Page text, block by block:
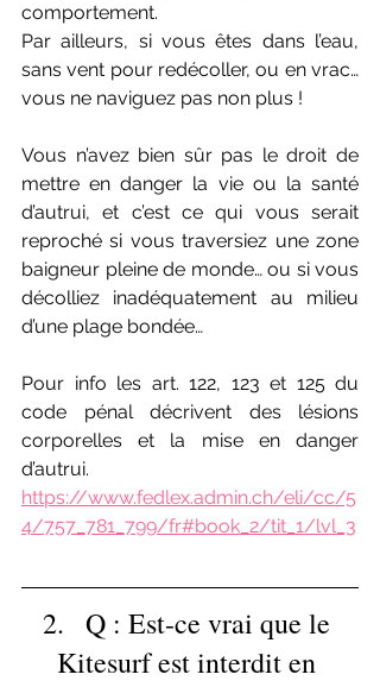
comportement.
Par ailleurs, si vous êtes dans l’eau,
sans vent pour redécoller, ou en vrac…
vous ne naviguez pas non plus !
Vous n’avez bien sûr pas le droit de
mettre en danger la vie ou la santé
d’autrui, et c’est ce qui vous serait
reproché si vous traversiez une zone
baigneur pleine de monde… ou si vous
décolliez inadéquatement au milieu
d’une plage bondée…
Pour info les art. 122, 123 et 125 du
code pénal décrivent des lésions
corporelles et la mise en danger
d’autrui.
https://www.fedlex.admin.ch/eli/cc/5
4/757_781_799/fr#book_2/tit_1/lvl_3
2.   Q : Est-ce vrai que le
Kitesurf est interdit en